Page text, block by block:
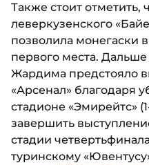
Также стоит отметить,
леверкузенского
позволила монегаски
первого места.
Жардима предстояло
«Арсенал» благодаря
стадионе «Эмирейтс»
завершить
стадии
туринскому